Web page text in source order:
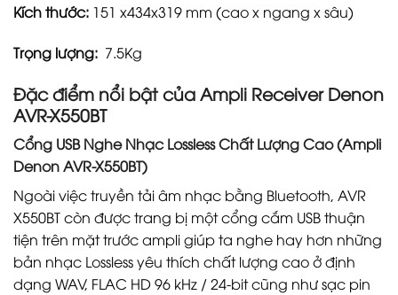
Kích thước: 151 x434x319 mm (cao x ngang x sâu)
Trọng lượng: 7.5Kg
Đặc điểm nổi bật của Ampli Receiver Denon
AVR-X550BT
Cổng USB Nghe Nhạc Lossless Chất Lượng Cao (Ampli
Denon AVR-X550BT)
Ngoài việc truyền tải âm nhạc bằng Bluetooth, AVR
X550BT còn được trang bị một cổng cắm USB thuận
tiện trên mặt trước ampli giúp ta nghe hay hơn những
bản nhạc Lossless yêu thích chất lượng cao ở định
dạng WAV, FLAC HD 96 kHz / 24-bit cũng như sạc pin